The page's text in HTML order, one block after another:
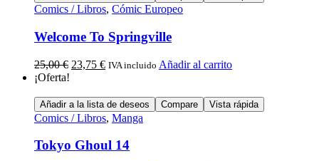
Comics / Libros, Cómic Europeo
Welcome To Springville
25,00€ 23,75 € IVA incluido Añadir al carrito
¡Oferta!
Añadir a la lista de deseos Compare Vista rápida
Comics / Libros, Manga
Tokyo Ghoul 14